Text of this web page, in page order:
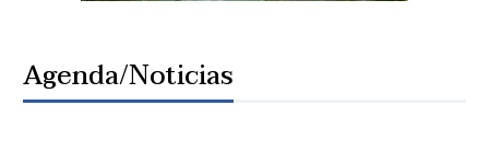
Agenda/Noticias